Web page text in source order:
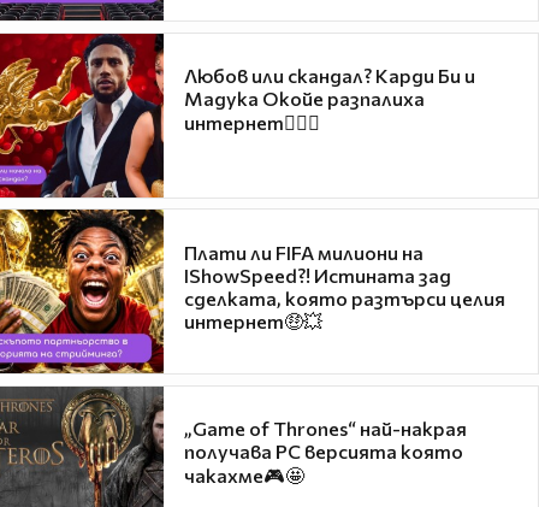
Любов или скандал? Карди Би и
Мадука Окойе разпалиха
интернет❤️‍🔥🔥
Плати ли FIFA милиони на
IShowSpeed?! Истината зад
сделката, която разтърси целия
интернет🤑💥
„Game of Thrones“ най-накрая
получава PC версията която
чакахме🎮🤩